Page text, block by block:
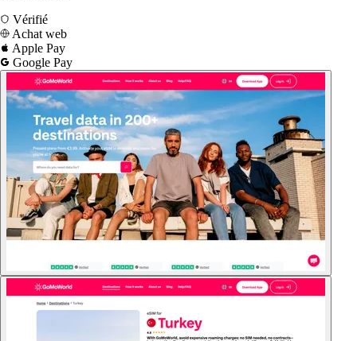
Vérifié
Achat web
Apple Pay
Google Pay